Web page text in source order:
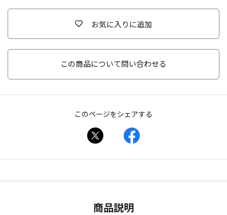
お気に入りに追加
この商品について問い合わせる
このページをシェアする
商品説明